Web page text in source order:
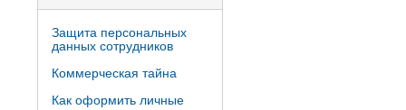
Защита персональных
данных сотрудников
Коммерческая тайна
Как оформить личные